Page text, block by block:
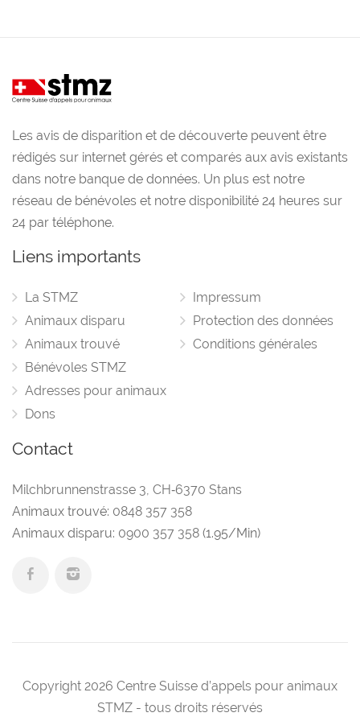
Les avis de disparition et de découverte peuvent être
rédigés sur internet gérés et comparés aux avis existants
dans notre banque de données. Un plus est notre
réseau de bénévoles et notre disponibilité 24 heures sur
24 par téléphone.
Liens importants
La STMZ
Animaux disparu
Animaux trouvé
Bénévoles STMZ
Adresses pour animaux
Dons
Impressum
Protection des données
Conditions générales
Contact
Milchbrunnenstrasse 3 CH‑6370 Stans
Animaux trouvé: 0848 357 358
Animaux disparu: 0900 357 358 (1.95/Min)
Copyright 2026 Centre Suisse d’appels pour animaux
STMZ - tous droits réservés